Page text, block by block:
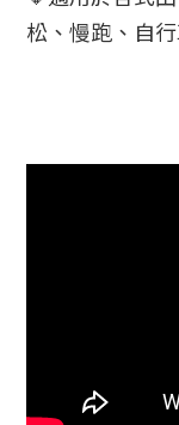
松、慢跑、自